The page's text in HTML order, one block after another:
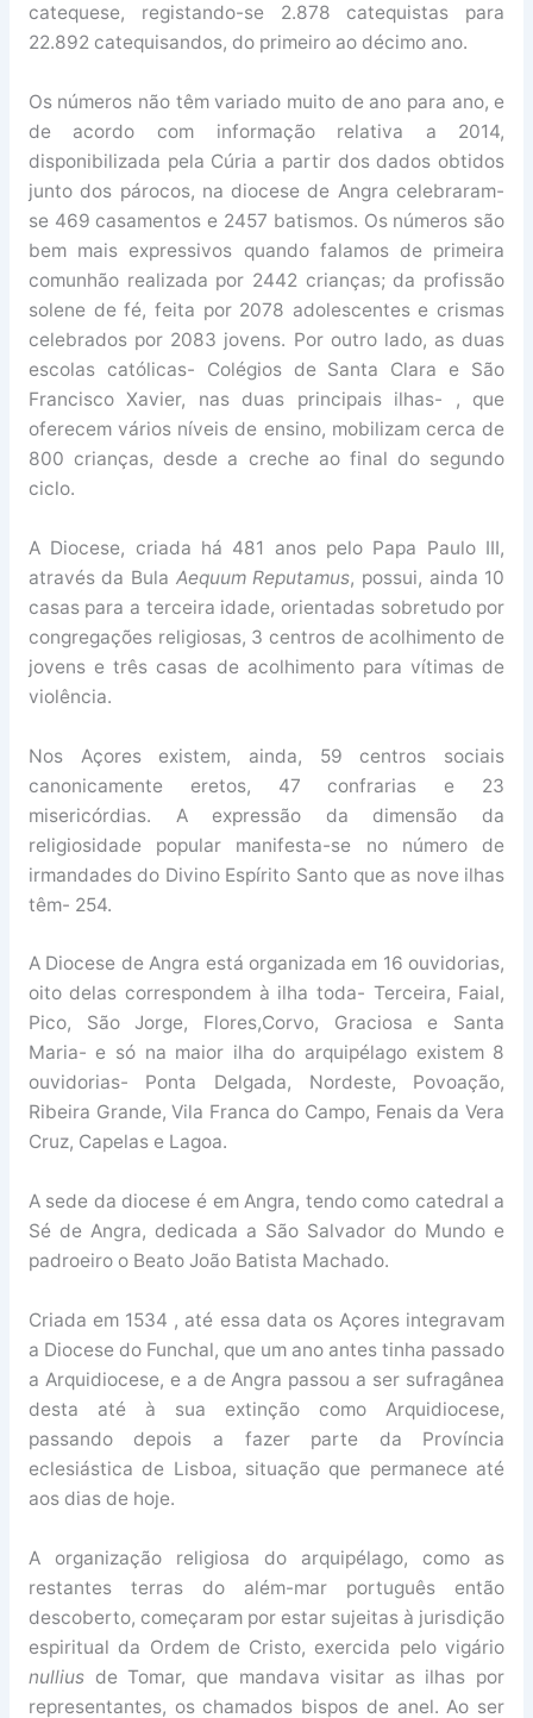
catequese, registando-se 2.878 catequistas para
22.892 catequisandos, do primeiro ao décimo ano.
Os números não têm variado muito de ano para ano, e
de acordo com informação relativa a 2014,
disponibilizada pela Cúria a partir dos dados obtidos
junto dos párocos, na diocese de Angra celebraram-
se 469 casamentos e 2457 batismos. Os números são
bem mais expressivos quando falamos de primeira
comunhão realizada por 2442 crianças; da profissão
solene de fé, feita por 2078 adolescentes e crismas
celebrados por 2083 jovens. Por outro lado, as duas
escolas católicas- Colégios de Santa Clara e São
Francisco Xavier, nas duas principais ilhas- , que
oferecem vários níveis de ensino, mobilizam cerca de
800 crianças, desde a creche ao final do segundo
ciclo.
A Diocese, criada há 481 anos pelo Papa Paulo III,
através da Bula Aequum Reputamus, possui, ainda 10
casas para a terceira idade, orientadas sobretudo por
congregações religiosas, 3 centros de acolhimento de
jovens e três casas de acolhimento para vítimas de
violência.
Nos Açores existem, ainda, 59 centros sociais
canonicamente eretos, 47 confrarias e 23
misericórdias. A expressão da dimensão da
religiosidade popular manifesta-se no número de
irmandades do Divino Espírito Santo que as nove ilhas
têm- 254.
A Diocese de Angra está organizada em 16 ouvidorias,
oito delas correspondem à ilha toda- Terceira, Faial,
Pico, São Jorge, Flores,Corvo, Graciosa e Santa
Maria- e só na maior ilha do arquipélago existem 8
ouvidorias- Ponta Delgada, Nordeste, Povoação,
Ribeira Grande, Vila Franca do Campo, Fenais da Vera
Cruz, Capelas e Lagoa.
A sede da diocese é em Angra, tendo como catedral a
Sé de Angra, dedicada a São Salvador do Mundo e
padroeiro o Beato João Batista Machado.
Criada em 1534 , até essa data os Açores integravam
a Diocese do Funchal, que um ano antes tinha passado
a Arquidiocese, e a de Angra passou a ser sufragânea
desta até à sua extinção como Arquidiocese,
passando depois a fazer parte da Província
eclesiástica de Lisboa, situação que permanece até
aos dias de hoje.
A organização religiosa do arquipélago, como as
restantes terras do além-mar português então
descoberto, começaram por estar sujeitas à jurisdição
espiritual da Ordem de Cristo, exercida pelo vigário
nullius de Tomar, que mandava visitar as ilhas por
representantes, os chamados bispos de anel. Ao ser